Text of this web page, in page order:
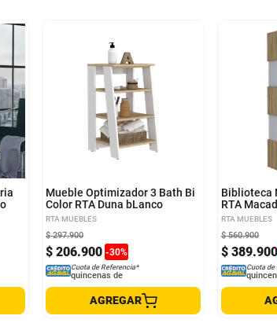
Mueble Optimizador 3 Bath Bi
Color RTA Duna bLanco
RTA MUEBLES
$ 206.900 -30%
$ 297.900
Cuota de Referencia*
quincenas de
AGREGAR
Biblioteca
RTA
RTA MUEBLES
$ 389.900
$ 560.900
Cuota de